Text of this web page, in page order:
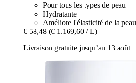
Pour tous les types de peau
Hydratante
Améliore l'élasticité de la peau
€ 58,48 (€ 1.169,60 / L)
Livraison gratuite jusqu’au 13 août